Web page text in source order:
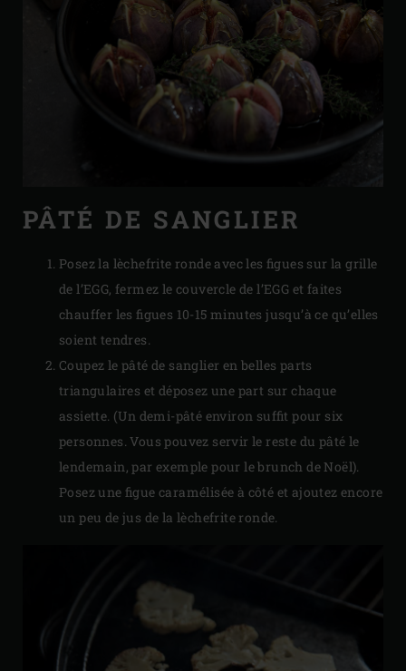
PÂTÉ DE SANGLIER
Posez la lèchefrite ronde avec les figues sur la grille
de l’EGG, fermez le couvercle de l’EGG et faites
chauffer les figues 10-15 minutes jusqu’à ce qu’elles
soient tendres.
Coupez le pâté de sanglier en belles parts
triangulaires et déposez une part sur chaque
assiette. (Un demi-pâté environ suffit pour six
personnes. Vous pouvez servir le reste du pâté le
lendemain, par exemple pour le brunch de Noël).
Posez une figue caramélisée à côté et ajoutez encore
un peu de jus de la lèchefrite ronde.